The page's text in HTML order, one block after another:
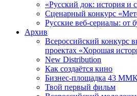
«Русский док: история и
Сценарный конкурс
Русские веб-сериалы: от
Архив
Всероссийский конкурс
проектах «Хорошая
New Distribution
Как создаётся кино
Бизнес-площадка 43
Твой первый фильм